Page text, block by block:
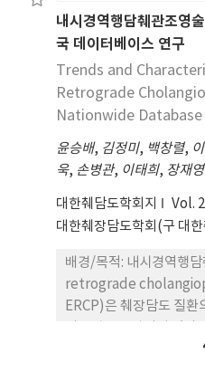
사이트 상에서 열 람할
시대 중국어 역학서인
解』, 『譯語類解』,
類解補』, 『朴通事新
解 』, 『華音啓蒙諺解
원문만으로 이루어진
의 총 11종 역학서 및 동
개의 서적을 대상으로 규
터를 TSV(Tab
XML(eXtensible
구축하였다. 본 연구는 조
한 원문과 번역문을 총망
이를 통해 대중에게 국학
고, 연구자들 에게 더 나
국어, 중국어학 및 문화
내시경역행담췌관조영
국 데이터베이스 연구
Trends and
Retrograde
Nationwide
윤승배, 김정미, 백창렬,
욱, 손병관, 이태희, 장재영
대한췌담도학회지 Vol.
대한췌장담도학회(구 대
배경/목적: 내시경역행
retrograde
ERCP)은 췌장담도 질환
ERCP 시술에 대한 범국